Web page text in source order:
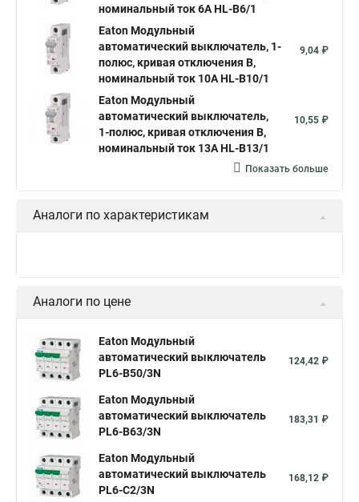
номинальный ток 6А HL-B6/1
Eaton Модульный
автоматический выключатель, 1-
полюс, кривая отключения B,
номинальный ток 10А HL-B10/1
9,04 ₽
Eaton Модульный
автоматический выключатель,
1-полюс, кривая отключения B,
номинальный ток 13А HL-B13/1
10,55 ₽
Показать больше
Аналоги по характеристикам
Аналоги по цене
Eaton Модульный
автоматический выключатель
PL6-B50/3N
124,42 ₽
Eaton Модульный
автоматический выключатель
PL6-B63/3N
183,31 ₽
Eaton Модульный
автоматический выключатель
PL6-C2/3N
168,12 ₽